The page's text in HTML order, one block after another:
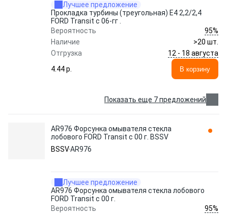
Лучшее предложение
Прокладка турбины (треугольная) Е4 2,2/2,4
FORD Transit с 06-гг .
Вероятность
95%
Наличие
>20 шт.
Отгрузка
12 - 18 августа
4.44 p.
В корзину
Показать еще 7 предложений
AR976 Форсунка омывателя стекла
лобового FORD Transit с 00 г. BSSV
BSSVAR976
Лучшее предложение
AR976 Форсунка омывателя стекла лобового
FORD Transit с 00 г.
Вероятность
95%